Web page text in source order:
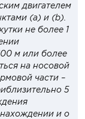
двигателем
(a) и (b).
не более 1
м или более
на носовой
части –
5
и о